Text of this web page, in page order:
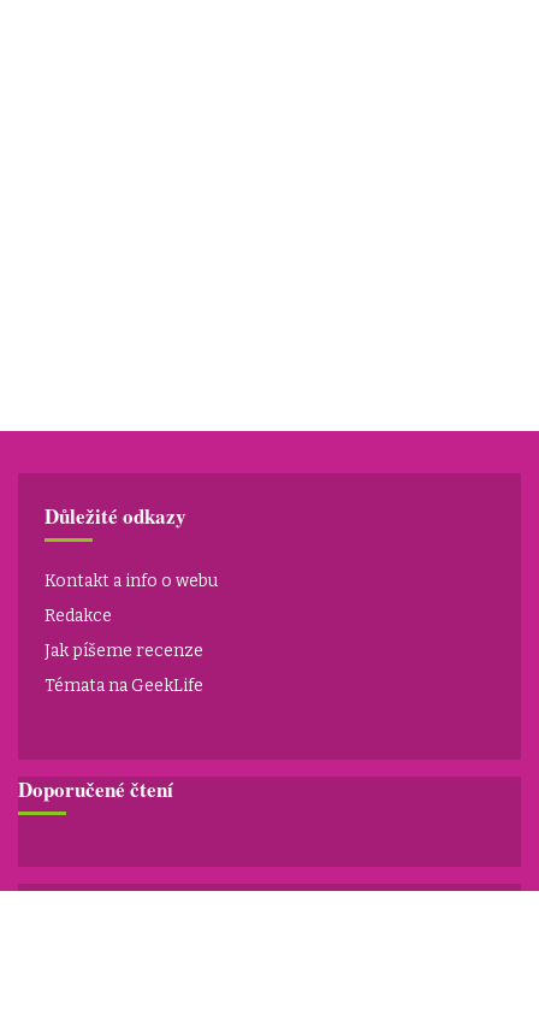
Důležité odkazy
Kontakt a info o webu
Redakce
Jak píšeme recenze
Témata na GeekLife
Doporučené čtení